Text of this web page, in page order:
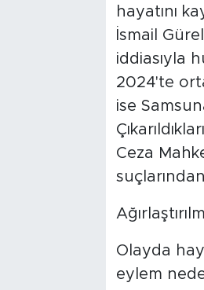
hayatını
İsmail
iddiasıyla
2024'te
ise
Ceza
Olayda
eylem